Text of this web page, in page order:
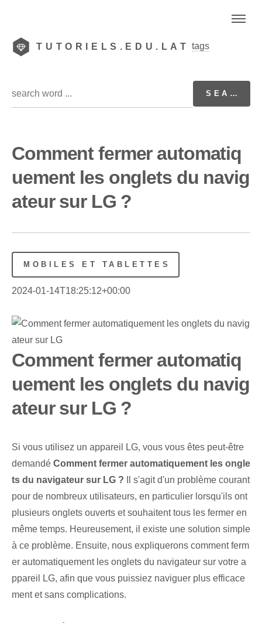
TUTORIELS.EDU.LAT tags
Comment fermer automatiq
uement les onglets du navig
ateur sur LG ?
MOBILES ET TABLETTES
2024-01-14T18:25:12+00:00
Comment fermer automatiq
uement les onglets du navig
ateur sur LG ?
Si vous utilisez un appareil LG, vous vous êtes peut-être
demandé Comment fermer automatiquement les ongle
ts du navigateur sur LG ? Il s'agit d'un problème courant
pour de nombreux utilisateurs, en particulier lorsqu'ils ont
plusieurs onglets ouverts et souhaitent tous les fermer en
même temps. Heureusement, il existe une solution simple
à ce problème. Ensuite, nous expliquerons comment ferm
er automatiquement les onglets du navigateur sur votre a
ppareil LG, afin que vous puissiez naviguer plus efficace
ment et sans complications.